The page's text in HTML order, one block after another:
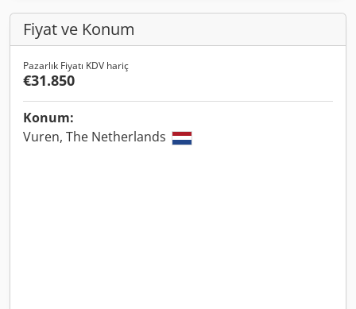
Fiyat ve Konum
Pazarlık Fiyatı KDV hariç
€31.850
Konum:
Vuren, The Netherlands